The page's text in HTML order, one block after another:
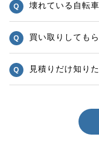
壊れている自転
買い取りしても
見積りだけ知り